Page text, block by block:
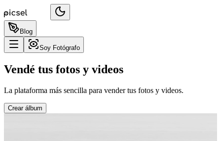
Blog
Soy Fotógrafo
Vendé tus fotos y videos
La plataforma más sencilla para vender tus fotos y videos.
Crear álbum